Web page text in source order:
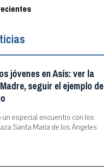
jóvenes en Asís: ver la
seguir el ejemplo de
un especial encuentro con los
Santa María de los Ángeles